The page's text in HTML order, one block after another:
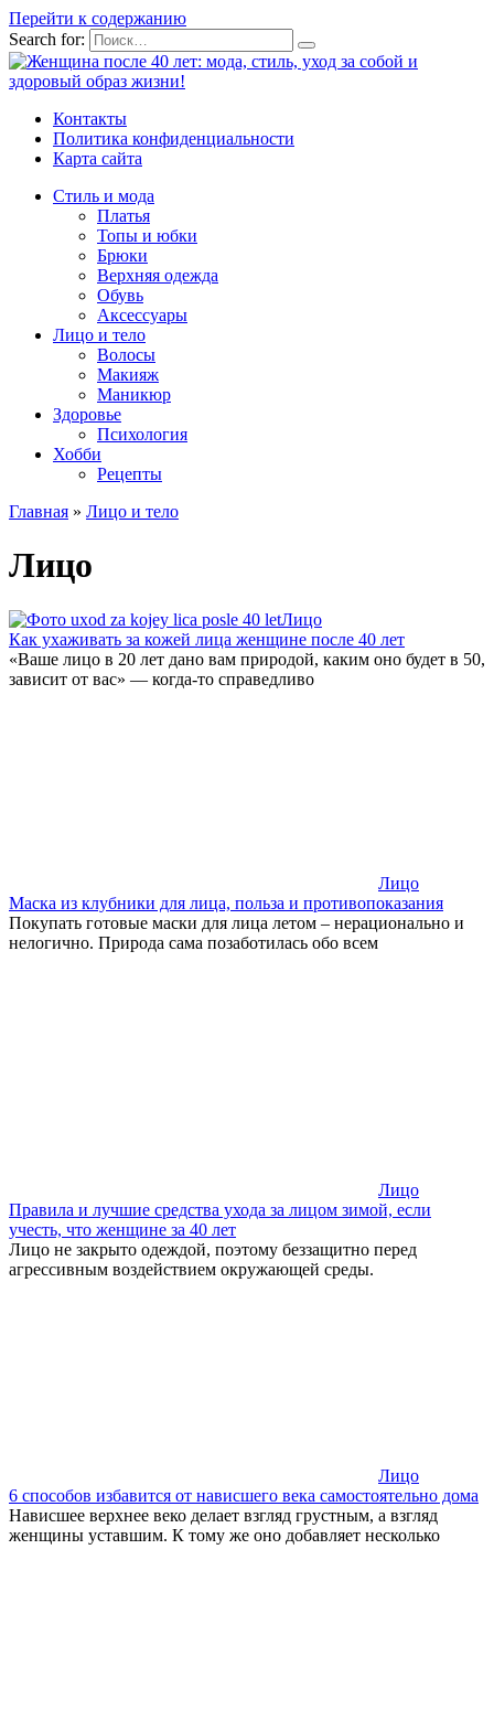
Перейти к содержанию
Search for:
Контакты
Политика конфиденциальности
Карта сайта
Стиль и мода
Платья
Топы и юбки
Брюки
Верхняя одежда
Обувь
Аксессуары
Лицо и тело
Волосы
Макияж
Маникюр
Здоровье
Психология
Хобби
Рецепты
Главная » Лицо и тело
Лицо
Лицо
Как ухаживать за кожей лица женщине после 40 лет
«Ваше лицо в 20 лет дано вам природой, каким оно будет в 50,
зависит от вас» — когда-то справедливо
Лицо
Маска из клубники для лица, польза и противопоказания
Покупать готовые маски для лица летом – нерационально и
нелогично. Природа сама позаботилась обо всем
Лицо
Правила и лучшие средства ухода за лицом зимой, если
учесть, что женщине за 40 лет
Лицо не закрыто одеждой, поэтому беззащитно перед
агрессивным воздействием окружающей среды.
Лицо
6 способов избавится от нависшего века самостоятельно дома
Нависшее верхнее веко делает взгляд грустным, а взгляд
женщины уставшим. К тому же оно добавляет несколько